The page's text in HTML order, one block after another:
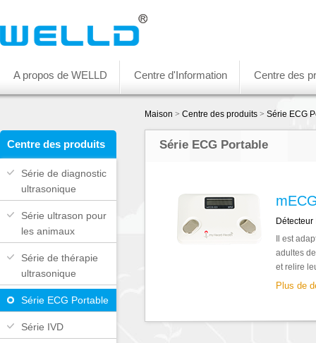
A propos de WELLD Centre d'Information Centre des
Centre des produits
Série de diagnostic
ultrasonique
Série ultrason pour
les animaux
Série de thérapie
ultrasonique
Série ECG Portable
Série IVD
Maison > Centre des produits > Série ECG
Série ECG Portable
Détecteur
Il est
adultes
et relire
Plus de